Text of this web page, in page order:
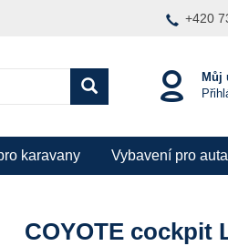
+420
Můj
karavany Vybavení pro auta
COYOTE cockpit